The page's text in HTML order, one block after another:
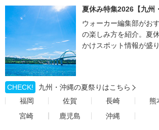
夏休み特集2026【九州
ウォーカー編集部がお
の楽しみ方を紹介。夏
かけスポット情報が盛
CHECK!
九州・沖縄の夏祭りはこちら
福岡
佐賀 長崎 熊
宮崎
鹿児島 沖縄